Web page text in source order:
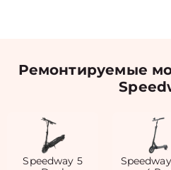
Ремонтируемые
Speedway 5